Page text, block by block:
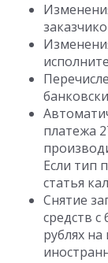
платежа
Если тип
статья
Снятие
средств с
рублях